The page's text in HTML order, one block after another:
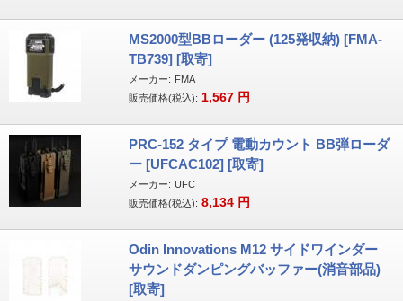
MS2000型BBローダー (125発収納) [FMA-
TB739] [取寄]
メーカー: FMA
販売価格(税込): 1,567 円
PRC-152 タイプ 電動カウント BB弾ローダ
ー [UFCAC102] [取寄]
メーカー: UFC
販売価格(税込): 8,134 円
Odin Innovations M12 サイドワインダー
サウンドダンピングバッファー(消音部品)
[取寄]